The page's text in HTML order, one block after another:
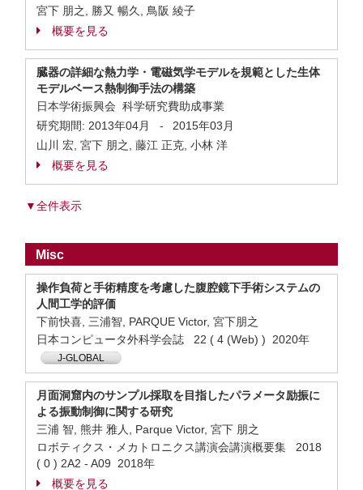
宮下 朋之, 勝又 暢久, 鳥阪 綾子
概要を見る
臓器の詳細な熱力学・電磁気学モデルを規範とした生体
モデルベース熱制御手法の構築
日本学術振興会 科学研究費助成事業
研究期間: 2013年04月 -
2015年03月
山川 宏, 宮下 朋之, 藤江 正克, 小林 洋
概要を見る
▼全件表示
Misc
操作負荷と手術精度を考慮した腹腔鏡下手術システムの
人間工学的評価
下前快喜, 三浦智, PARQUE Victor, 宮下朋之
日本コンピュータ外科学会誌 22 ( 4 (Web) ) 2020年
J-GLOBAL
月面洞窟内のサンプル採取を目指したパラメータ励振に
よる振動制御に関する研究
三浦 智, 熊井 雅人, Parque Victor, 宮下 朋之
ロボティクス・メカトロニクス講演会講演概要集 2018
( 0 ) 2A2 - A09 2018年
概要を見る